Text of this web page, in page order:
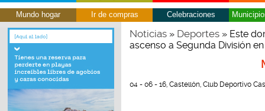
Mundo hogar Ir de compras Celebraciones
Noticias» Deportes» Este
ascenso a Segunda División
04 - 06 - 16, Castellón, Club Deportivo